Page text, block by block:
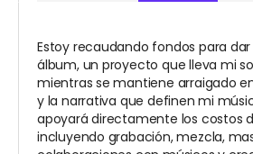
Estoy recaudando fondos para
álbum, un proyecto que lleva mi
mientras se mantiene arraigado
y la narrativa que definen mi
apoyará directamente los costos
incluyendo grabación, mezcla,